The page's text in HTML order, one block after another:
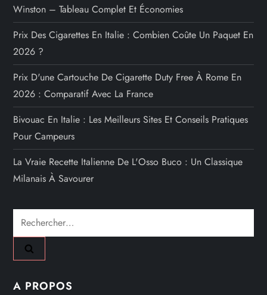
Winston – Tableau Complet Et Économies
Prix Des Cigarettes En Italie : Combien Coûte Un Paquet En
2026 ?
Prix D'une Cartouche De Cigarette Duty Free À Rome En
2026 : Comparatif Avec La France
Bivouac En Italie : Les Meilleurs Sites Et Conseils Pratiques
Pour Campeurs
La Vraie Recette Italienne De L'Osso Buco : Un Classique
Milanais À Savourer
Rechercher :
A PROPOS